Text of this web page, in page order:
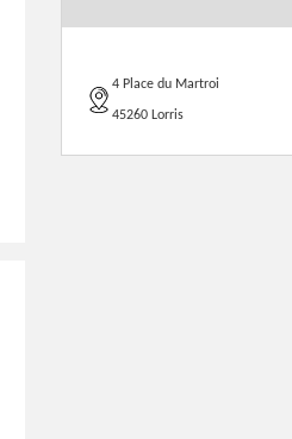
4 Place du Martroi
45260 Lorris